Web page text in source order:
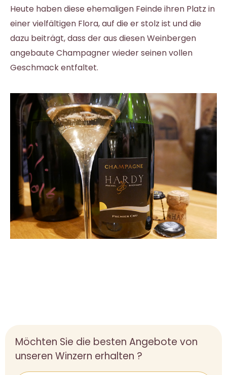
Heute haben diese ehemaligen Feinde ihren Platz in
einer vielfältigen Flora, auf die er stolz ist und die
dazu beiträgt, dass der aus diesen Weinbergen
angebaute Champagner wieder seinen vollen
Geschmack entfaltet.
Möchten Sie die besten Angebote von
unseren Winzern erhalten ?